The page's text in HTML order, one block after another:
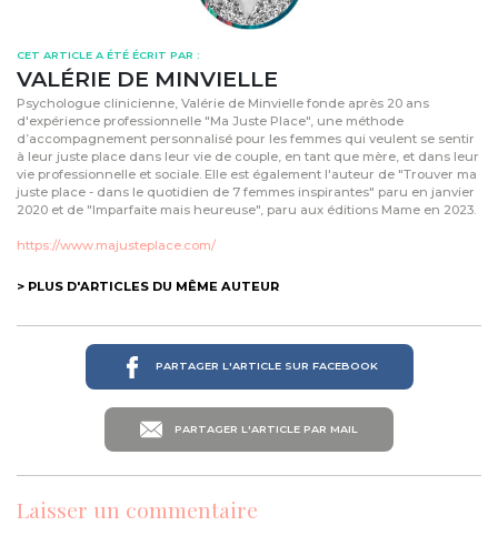
CET ARTICLE A ÉTÉ ÉCRIT PAR :
VALÉRIE DE MINVIELLE
Psychologue clinicienne, Valérie de Minvielle fonde après 20 ans
d'expérience professionnelle "Ma Juste Place", une méthode
d’accompagnement personnalisé pour les femmes qui veulent se sentir
à leur juste place dans leur vie de couple, en tant que mère, et dans leur
vie professionnelle et sociale. Elle est également l'auteur de "Trouver ma
juste place - dans le quotidien de 7 femmes inspirantes" paru en janvier
2020 et de "Imparfaite mais heureuse", paru aux éditions Mame en 2023.
https://www.majusteplace.com/
> PLUS D'ARTICLES DU MÊME AUTEUR
PARTAGER L'ARTICLE SUR FACEBOOK
PARTAGER L'ARTICLE PAR MAIL
Laisser un commentaire